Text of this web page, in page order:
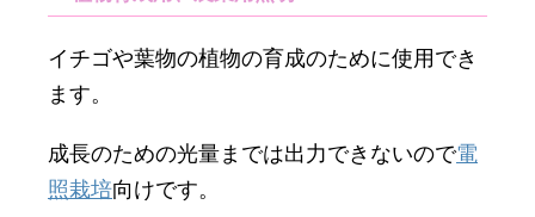
イチゴや葉物の植物の育成のために使用でき
ます。
成長のための光量までは出力できないので電
照栽培向けです。